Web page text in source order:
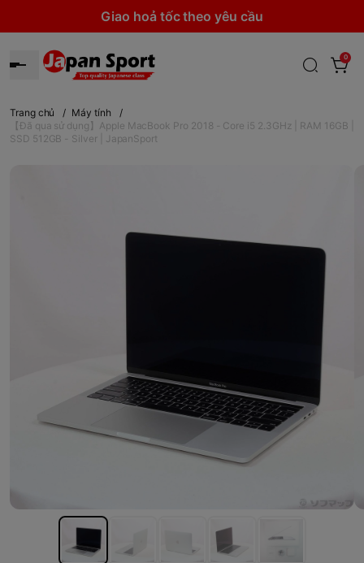
Giao hoả tốc theo yêu cầu
0
Trang chủ / Máy tính
/
【Đã qua sử dụng】Apple MacBook Pro 2018 - Core i5 2.3GHz | RAM 16GB |
SSD 512GB - Silver | JapanSport